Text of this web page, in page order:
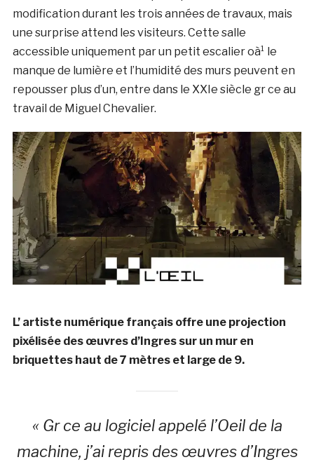
modification durant les trois années de travaux, mais
une surprise attend les visiteurs. Cette salle
accessible uniquement par un petit escalier oà¹ le
manque de lumière et l’humidité des murs peuvent en
repousser plus d’un, entre dans le XXIe siècle gr ce au
travail de Miguel Chevalier.
L’ artiste numérique français offre une projection
pixélisée des œuvres d’Ingres sur un mur en
briquettes haut de 7 mètres et large de 9.
« Gr ce au logiciel appelé l’Oeil de la
machine, j’ai repris des œuvres d’Ingres